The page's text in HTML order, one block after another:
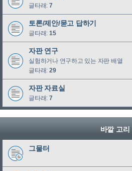
글타래: 7
토론/제안/묻고 답하기
글타래: 15
자판 연구
실험하거나 연구하고 있는 자판 배열
글타래: 29
자판 자료실
글타래: 7
바깥 고리
그물터